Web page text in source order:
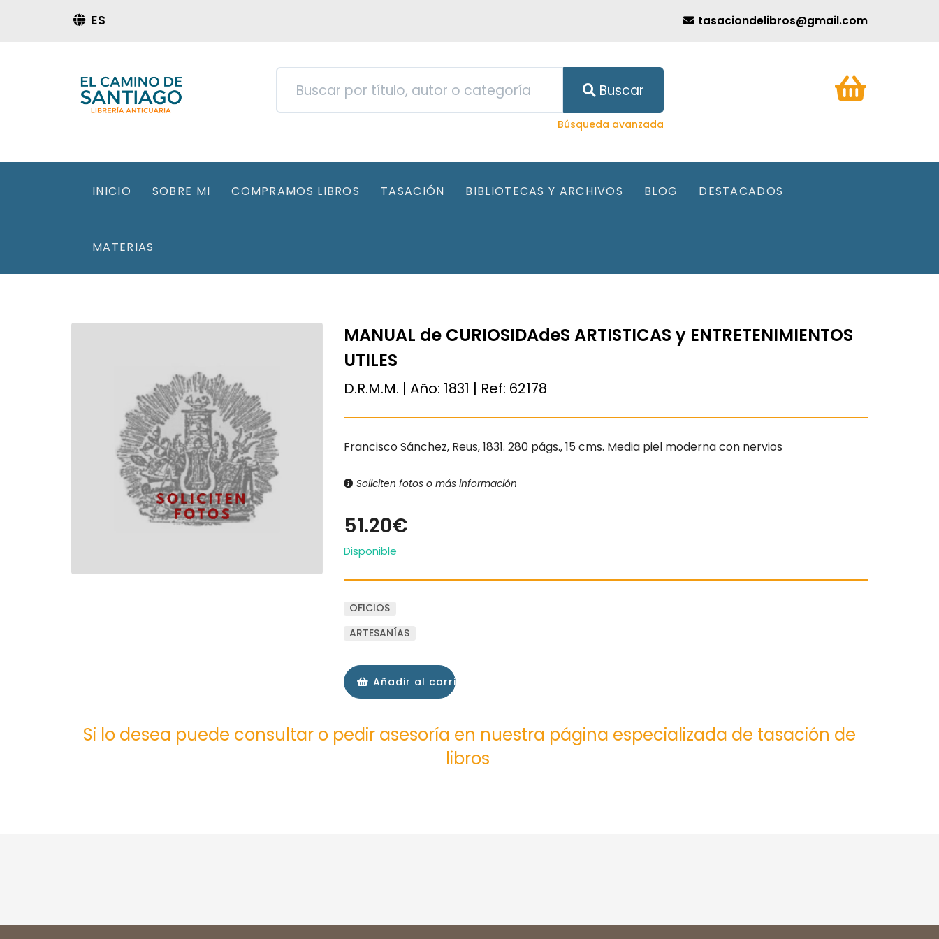
ES tasaciondelibros@gmail.com
Buscar
Búsqueda avanzada
INICIO SOBRE MI COMPRAMOS LIBROS TASACIÓN BIBLIOTECAS Y ARCHIVOS BLOG DESTACADOS
MATERIAS
MANUAL de CURIOSIDAdeS ARTISTICAS y ENTRETENIMIENTOS
UTILES
D.R.M.M. | Año: 1831 | Ref: 62178
Francisco Sánchez, Reus, 1831. 280 págs., 15 cms. Media piel moderna con nervios
Soliciten fotos o más información
51.20€
Disponible
OFICIOS
ARTESANÍAS
Añadir al carrito
Si lo desea puede consultar o pedir asesoría en nuestra página especializada de tasación de
libros